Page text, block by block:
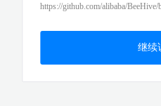
https://github.com/alibaba/
继续